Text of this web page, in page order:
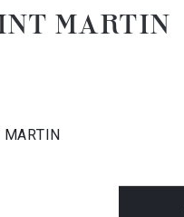
MARTIN